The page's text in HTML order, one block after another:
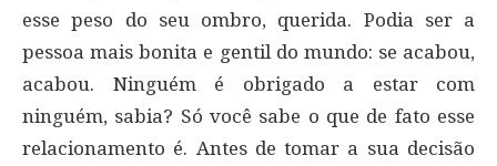
esse peso do seu ombro, querida. Podia ser a
pessoa mais bonita e gentil do mundo: se acabou,
acabou. Ninguém é obrigado a estar com
ninguém, sabia? Só você sabe o que de fato esse
relacionamento é. Antes de tomar a sua decisão